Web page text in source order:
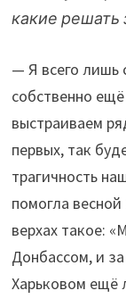
какие решать
— Я всего лишь
собственно
выстраиваем
первых, так
трагичность
помогла весной
верхах такое:
Донбассом, и
Харьковом ещё